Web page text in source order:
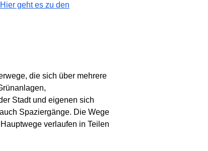
Hier geht es zu den
die sich über mehrere
Stadt und eigenen sich
Spaziergänge. Die Wege
verlaufen in Teilen